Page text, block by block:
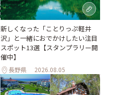
新しくなった「ことりっぷ軽井
沢」と一緒におでかけしたい注目
スポット13選【スタンプラリー開
催中】
長野県 2026.08.05